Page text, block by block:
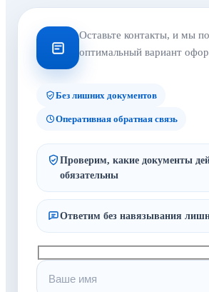
Оставьте контакты, и мы
оптимальный вариант
Без лишних документов
Оперативная обратная связь
Проверим, какие документы
обязательны
Ответим без навязывания